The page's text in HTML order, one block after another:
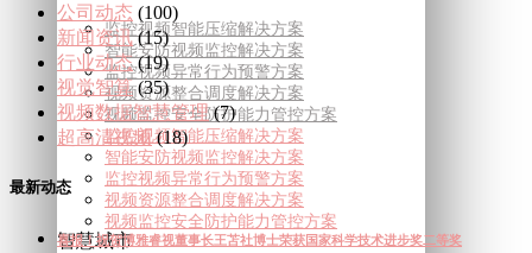
监控视频智能压缩解决方案
智能安防视频监控解决方案
监控视频异常行为预警方案
视频资源整合调度解决方案
视频监控安全防护能力管控方案
监控视频智能压缩解决方案
智能安防视频监控解决方案
监控视频异常行为预警方案
视频资源整合调度解决方案
视频监控安全防护能力管控方案
智慧城市
公司动态 (100)
新闻资讯 (15)
行业动态 (19)
视觉智算 (35)
视频数据智慧管理 (7)
超高清视频 (18)
最新动态
喜报！祝贺博雅睿视董事长王苫社博士荣获国家科学技术进步奖二等奖